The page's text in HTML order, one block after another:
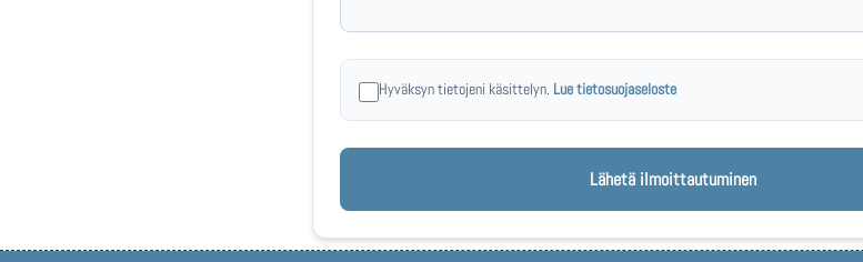
Hyväksyn tietojeni käsittelyn. Lue tietosuojaseloste
Lähetä ilmoittautuminen